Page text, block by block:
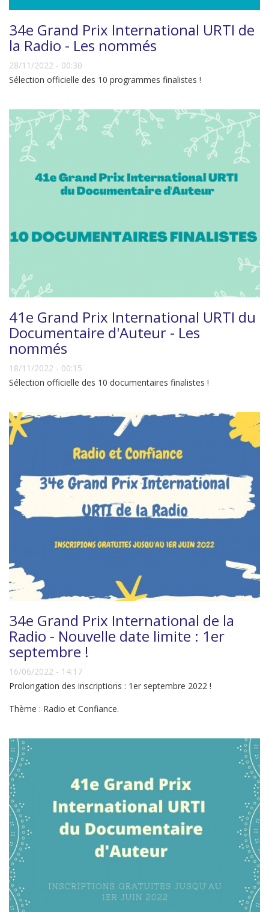
34e Grand Prix International URTI de
la Radio - Les nommés
28/11/2022 - 00:30
Sélection officielle des 10 programmes finalistes !
41e Grand Prix International URTI du
Documentaire d'Auteur - Les
nommés
18/11/2022 - 00:15
Sélection officielle des 10 documentaires finalistes !
34e Grand Prix International de la
Radio - Nouvelle date limite : 1er
septembre !
16/06/2022 - 14:17
Prolongation des inscriptions : 1er septembre 2022 !
Thème : Radio et Confiance.